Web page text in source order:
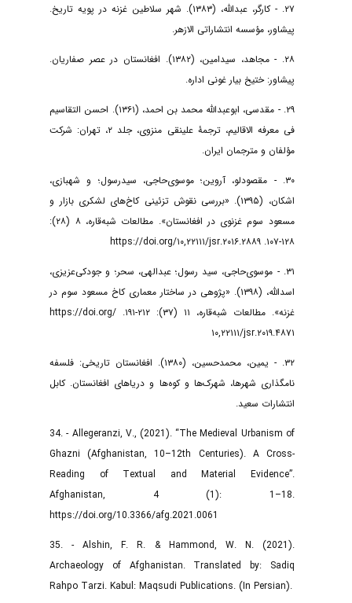
۲۷. - کارگر، عبدالله، (۱۳۸۳). شهر سلاطین غزنه در پویه تاریخ.
پیشاور، مؤسسه انتشاراتی الازهر.
۲۸. - مجاهد، سیدامین، (۱۳۸۲). افغانستان در عصر صفاریان.
پیشاور: ختیخ بیار غونی اداره.
۲۹. - مقدسی، ابوعبدالله محمد بن احمد، (۱۳۶۱). احسن التقاسیم
فی معرفه الاقالیم، ترجمۀ علینقی منزوی، جلد ۲، تهران: شرکت
مؤلفان و مترجمان ایران.
۳۰. - مقصودلو، آروین؛ موسوی‌حاجی، سیدرسول؛ و شهبازی،
اشکان، (۱۳۹۵). «بررسی نقوش تزئینی کاخ‌های لشکری بازار و
مسعود سوم غزنوی در افغانستان». مطالعات شبه‌قاره، ۸ (۲۸):
۱۲۸-۱۰۷. https://doi.org/۱۰,۲۲۱۱۱/jsr.۲۰۱۶.۲۸۸۹
۳۱. - موسوی‌حاجی، سید رسول؛ عبدالهی، سحر؛ و جودکی‌عزیزی،
اسدالله، (۱۳۹۸). «پژوهی در ساختار معماری کاخ مسعود سوم در
غزنه». مطالعات شبه‌قاره، ۱۱ (۳۷): ۲۱۲-۱۹۱. https://doi.org/
۱۰,۲۲۱۱۱/jsr.۲۰۱۹.۴۸۷۱
۳۲. - یمین، محمدحسین، (۱۳۸۰). افغانستان تاریخی: فلسفه
نامگذاری شهرها، شهرک‌ها و کوه‌ها و دریا‌های افغانستان. کابل
انتشارات سعید.
34. - Allegeranzi, V., (2021). “The Medieval Urbanism of
Ghazni (Afghanistan, 10–12th Centuries). A Cross-
Reading of Textual and Material Evidence”.
Afghanistan, 4 (1): 1–18.
https://doi.org/10.3366/afg.2021.0061
35. - Alshin, F. R. & Hammond, W. N. (2021).
Archaeology of Afghanistan. Translated by: Sadiq
Rahpo Tarzi. Kabul: Maqsudi Publications. (In Persian).